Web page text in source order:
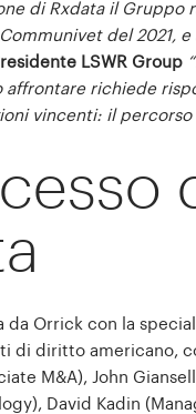
di Rxdata il
del 2021,
LSWR Group
affrontare richiede
vincenti: il
da Orrick con la
di diritto americano,
M&A), John
David Kadin